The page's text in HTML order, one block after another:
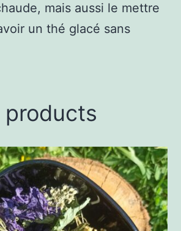
mais aussi le mettre
un thé glacé sans
products